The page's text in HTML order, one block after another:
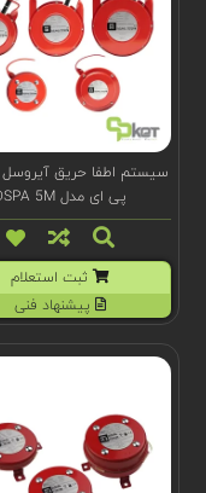
سیستم اطفا حریق
پی ای مدل DSPA 5M
ثبت استعلام
پیشنهاد فنی